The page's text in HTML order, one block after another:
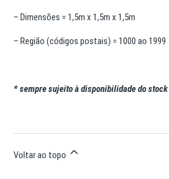
– Dimensões = 1,5m x 1,5m x 1,5m
– Região (códigos postais) = 1000 ao 1999
* sempre sujeito à disponibilidade do stock
Voltar ao topo